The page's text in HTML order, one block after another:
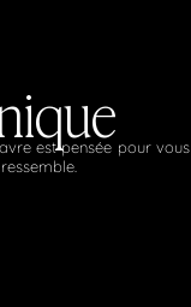
est pensée pour vous